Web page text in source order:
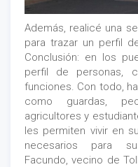
Además, realicé una
para trazar un perfil
Conclusión: en los
perfil de personas,
funciones. Con todo,
como guardas,
agricultores y
les permiten vivir en
necesarios para su
Facundo, vecino de